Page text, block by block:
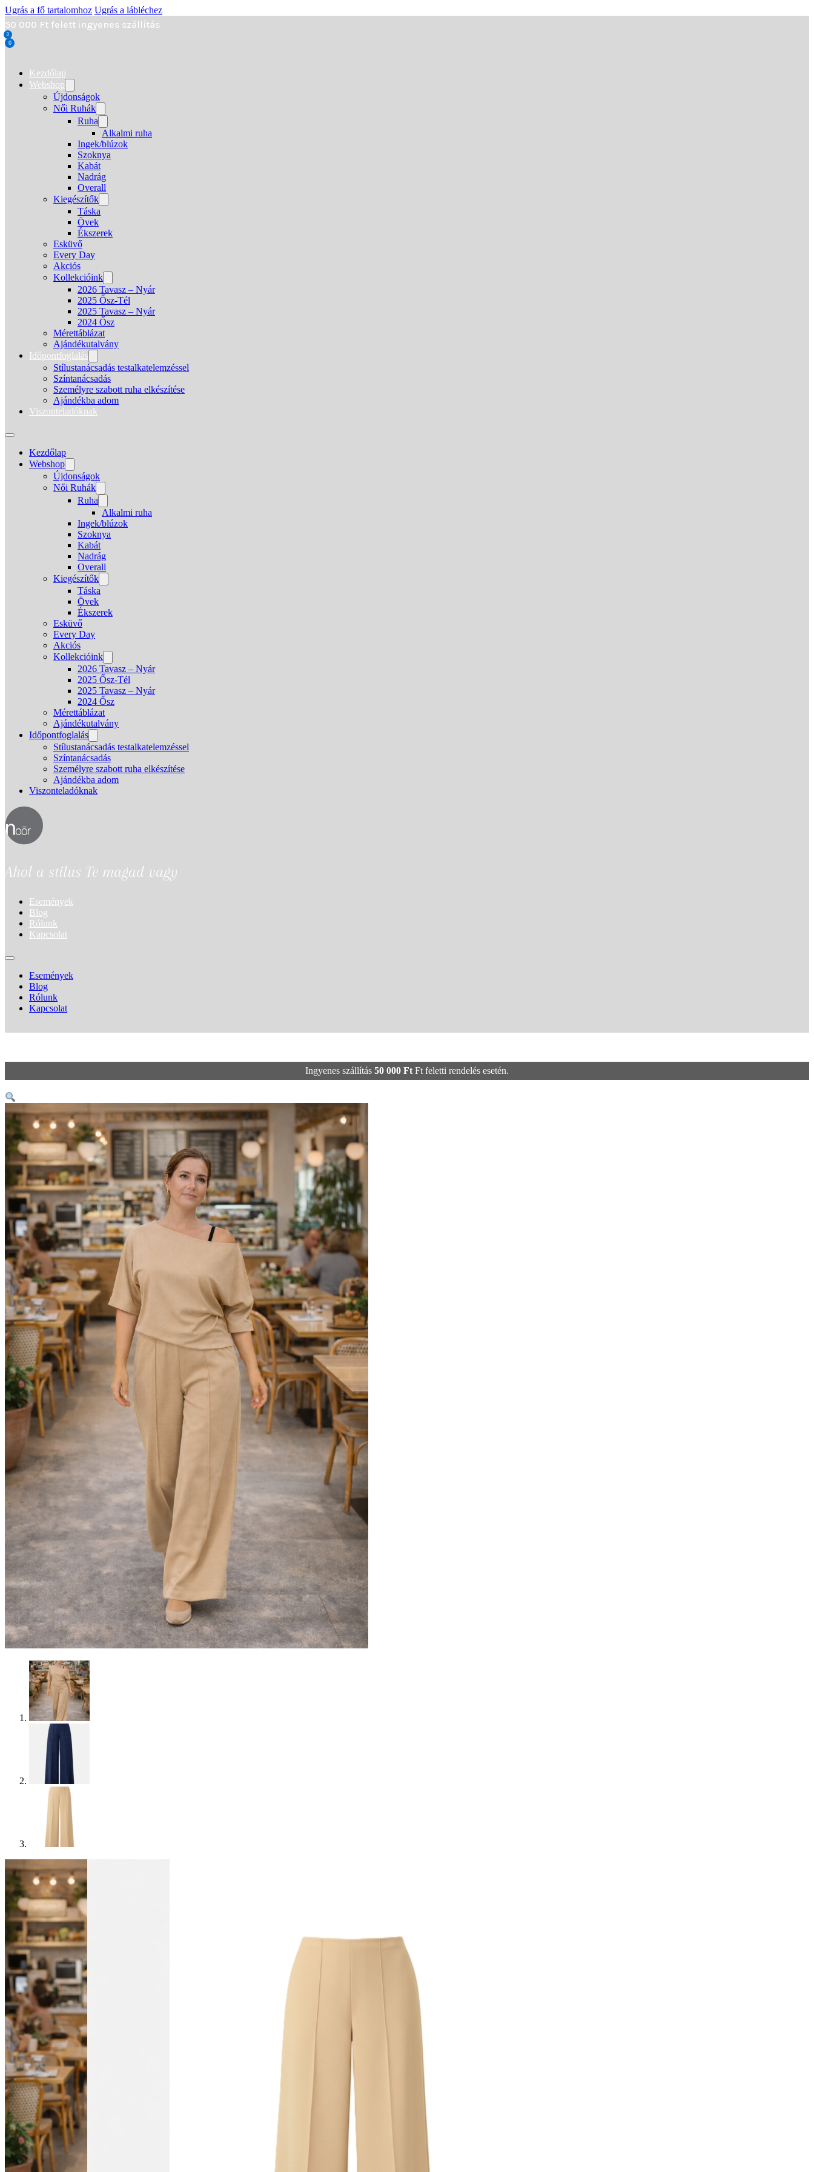
Ugrás a fő tartalomhoz Ugrás a lábléchez
50 000 Ft felett ingyenes szállítás
0
0
Kezdőlap
Webshop
Újdonságok
Női Ruhák
Ruha
Alkalmi ruha
Ingek/blúzok
Szoknya
Kabát
Nadrág
Overall
Kiegészítők
Táska
Övek
Ékszerek
Esküvő
Every Day
Akciós
Kollekcióink
2026 Tavasz – Nyár
2025 Ősz-Tél
2025 Tavasz – Nyár
2024 Ősz
Mérettáblázat
Ajándékutalvány
Időpontfoglalás
Stílustanácsadás testalkatelemzéssel
Színtanácsadás
Személyre szabott ruha elkészítése
Ajándékba adom
Viszonteladóknak
Kezdőlap
Webshop
Újdonságok
Női Ruhák
Ruha
Alkalmi ruha
Ingek/blúzok
Szoknya
Kabát
Nadrág
Overall
Kiegészítők
Táska
Övek
Ékszerek
Esküvő
Every Day
Akciós
Kollekcióink
2026 Tavasz – Nyár
2025 Ősz-Tél
2025 Tavasz – Nyár
2024 Ősz
Mérettáblázat
Ajándékutalvány
Időpontfoglalás
Stílustanácsadás testalkatelemzéssel
Színtanácsadás
Személyre szabott ruha elkészítése
Ajándékba adom
Viszonteladóknak
Ahol a stílus Te magad vagy
Események
Blog
Rólunk
Kapcsolat
Események
Blog
Rólunk
Kapcsolat
Ingyenes szállítás 50 000 Ft Ft feletti rendelés esetén.